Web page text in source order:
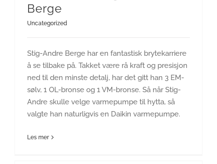
Berge
Uncategorized
Stig-Andre Berge har en fantastisk brytekarriere
å se tilbake på. Takket være rå kraft og presisjon
ned til den minste detalj, har det gitt han 3 EM-
sølv, 1 OL-bronse og 1 VM-bronse. Så når Stig-
Andre skulle velge varmepumpe til hytta, så
valgte han naturligvis en Daikin varmepumpe.
Les mer